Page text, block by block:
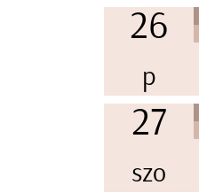
26
p
27
szo